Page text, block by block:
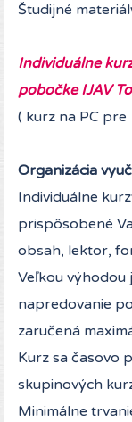
Študijné
Individuálne
pobočke IJAV
( kurz na PC
Organizácia
Individuálne
prispôsobené
obsah, lektor,
Veľkou výhodou
napredovanie
zaručená
Kurz sa časovo
skupinových
Minimálne